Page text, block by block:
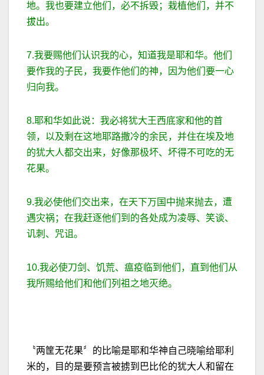
地。我也要建立他们，必不拆毁；栽植他们，并不
拔出。
7.我要赐他们认识我的心，知道我是耶和华。他们
要作我的子民，我要作他们的神，因为他们要一心
归向我。
8.耶和华如此说：我必将犹大王西底家和他的首
领，以及剩在这地耶路撒冷的余民，并住在埃及地
的犹大人都交出来，好像那极坏、坏得不可吃的无
花果。
9.我必使他们交出来，在天下万国中抛来抛去，遭
遇灾祸；在我赶逐他们到的各处成为凌辱、笑谈、
讥刺、咒诅。
10.我必使刀剑、饥荒、瘟疫临到他们，直到他们从
我所赐给他们和他们列祖之地灭绝。
〝两筐无花果〞的比喻是耶和华神自己晓喻给耶利
米的，目的是要预言被掳到巴比伦的犹大人和留在